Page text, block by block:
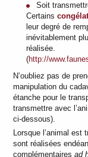
Soit
Certains
leur degré de
inévitablement
réalisée.
(http://
N’oubliez pas de
manipulation du
étanche pour le
transmettre avec
ci-dessous).
Lorsque l’animal
sont réalisées
complémentairesad